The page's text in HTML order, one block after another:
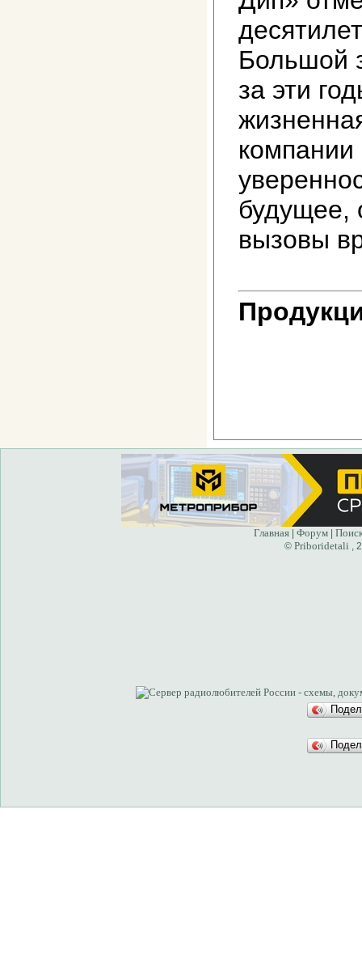
Большой
за эти
будущее,
вызовы
Главная| Форум|
© Priboridetali ,